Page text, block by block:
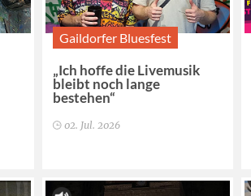
Gaildorfer Bluesfest
„Ich hoffe die Livemusik
bleibt noch lange
bestehen“
02. Jul. 2026